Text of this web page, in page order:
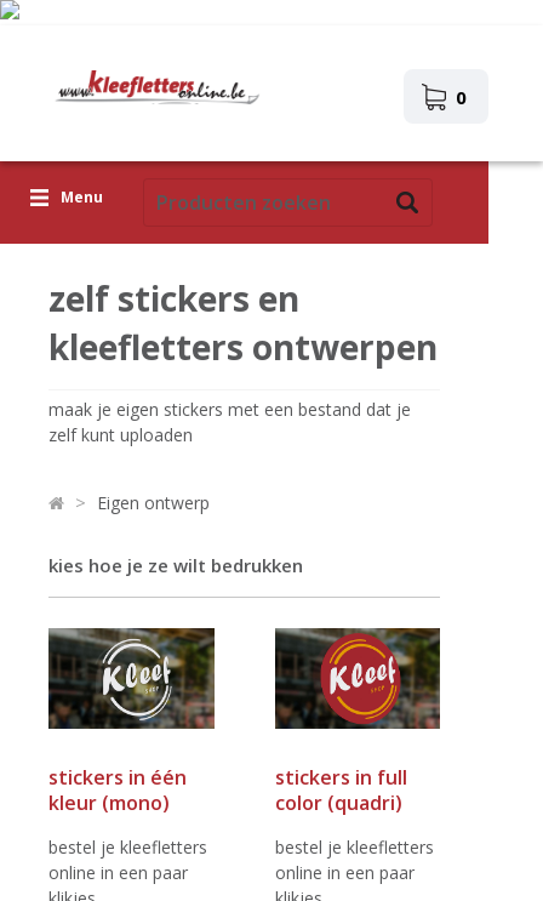
0
Menu
Icoontjes
Plakplaatjes
Upload je eigen ontwerp
zelf stickers en
kleefletters ontwerpen
maak je eigen stickers met een bestand dat je
zelf kunt uploaden
> Eigen ontwerp
kies hoe je ze wilt bedrukken
stickers in één
kleur (mono)
bestel je kleefletters
online in een paar
stickers in full
color (quadri)
bestel je kleefletters
online in een paar